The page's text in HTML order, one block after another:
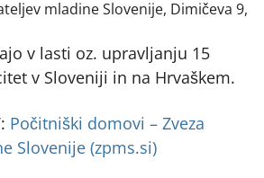
mladine Slovenije, Dimičeva 9,
v lasti oz. upravljanju 15
v Sloveniji in na Hrvaškem.
Počitniški domovi – Zveza
Slovenije (zpms.si)